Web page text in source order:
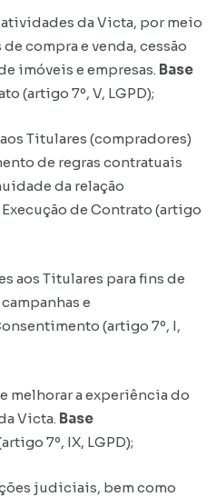
da Victa, por meio
compra e venda, cessão
imóveis e empresas. Base
(artigo 7º, V, LGPD);
Titulares (compradores)
de regras contratuais
da relação
Execução de Contrato (artigo
aos Titulares para fins de
e
(artigo 7º, I,
melhorar a experiência do
Victa. Base
7º, IX, LGPD);
judiciais, bem como